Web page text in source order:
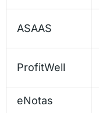
ASAAS
ProfitWell
eNotas